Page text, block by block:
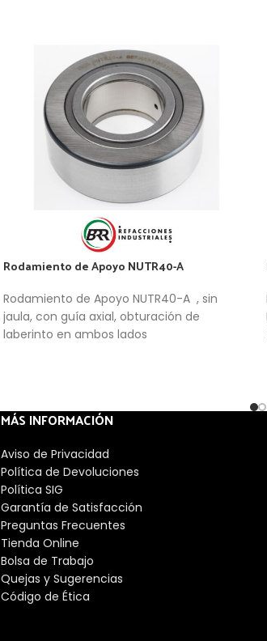
Rodamiento de Apoyo NUTR40-A
Rodamiento de Apoyo NUTR40-A , sin
jaula, con guía axial, obturación de
laberinto en ambos lados
MÁS INFORMACIÓN
Aviso de Privacidad
Política de Devoluciones
Política SIG
Garantía de Satisfacción
Preguntas Frecuentes
Tienda Online
Bolsa de Trabajo
Quejas y Sugerencias
Código de Ética